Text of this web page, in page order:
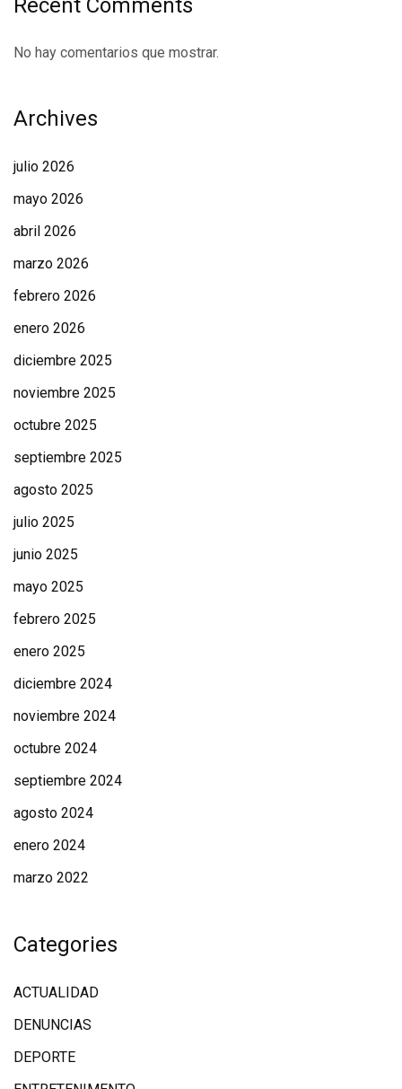
Recent Comments
No hay comentarios que mostrar.
Archives
julio 2026
mayo 2026
abril 2026
marzo 2026
febrero 2026
enero 2026
diciembre 2025
noviembre 2025
octubre 2025
septiembre 2025
agosto 2025
julio 2025
junio 2025
mayo 2025
febrero 2025
enero 2025
diciembre 2024
noviembre 2024
octubre 2024
septiembre 2024
agosto 2024
enero 2024
marzo 2022
Categories
ACTUALIDAD
DENUNCIAS
DEPORTE